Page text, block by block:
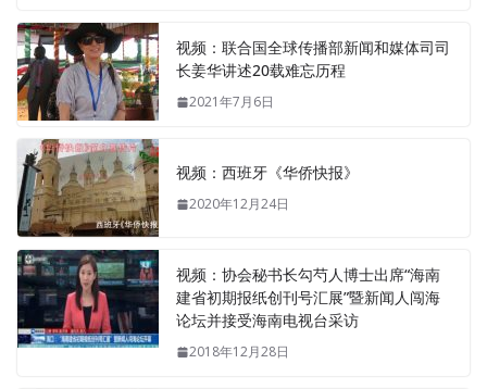
视频：联合国全球传播部新闻和媒体司司
长姜华讲述20载难忘历程
2021年7月6日
视频：西班牙《华侨快报》
2020年12月24日
视频：协会秘书长勾芍人博士出席“海南
建省初期报纸创刊号汇展”暨新闻人闯海
论坛并接受海南电视台采访
2018年12月28日